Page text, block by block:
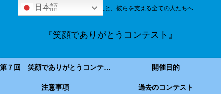
技能実習＆特定技能の外国人と、彼らを支える全ての人たちへ
『笑顔でありがとうコンテスト』
第７回 笑顔でありがとうコンテスト 開催目的
注意事項 過去のコンテスト
日本語